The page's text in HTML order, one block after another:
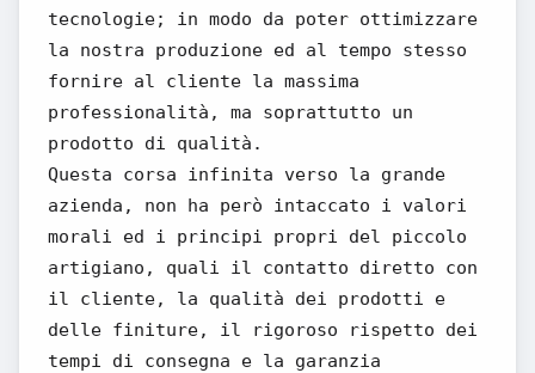
tecnologie; in modo da poter ottimizzare
la nostra produzione ed al tempo stesso
fornire al cliente la massima
professionalità, ma soprattutto un
prodotto di qualità.
Questa corsa infinita verso la grande
azienda, non ha però intaccato i valori
morali ed i principi propri del piccolo
artigiano, quali il contatto diretto con
il cliente, la qualità dei prodotti e
delle finiture, il rigoroso rispetto dei
tempi di consegna e la garanzia